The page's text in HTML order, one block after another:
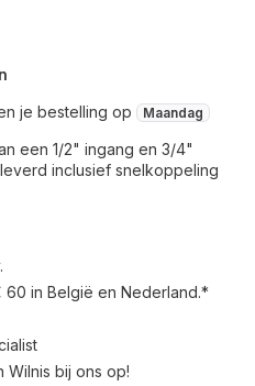
je bestelling op
Maandag
een 1/2" ingang en 3/4"
inclusief snelkoppeling
60 in België en Nederland.*
Wilnis bij ons op!